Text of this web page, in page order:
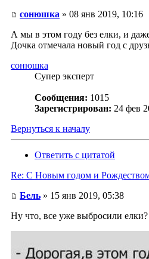
сонюшка » 08 янв 2019, 10:16
А мы в этом году без елки, и
Дочка отмечала новый год с
сонюшка
Супер эксперт
Сообщения: 1015
Зарегистрирован: 24 фев
Вернуться к началу
Ответить с цитатой
Re: С Новым годом и
Бель » 15 янв 2019, 05:38
Ну что, все уже выбросили